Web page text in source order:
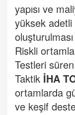
yapısı ve
yüksek
Riskli
Testleri
Taktik İHA
ortamlarda
ve keşif